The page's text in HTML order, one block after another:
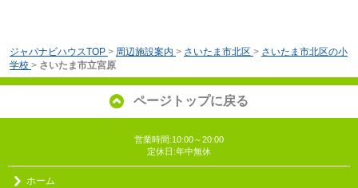
ジャパナビハウスTOP > 周辺施設案内 > さいたま市北区 > さいたま市北区の小
学校 > さいたま市立宮原
ページトップに戻る
営業時間:10:00～20:00
定休日:年中無休
ホーム